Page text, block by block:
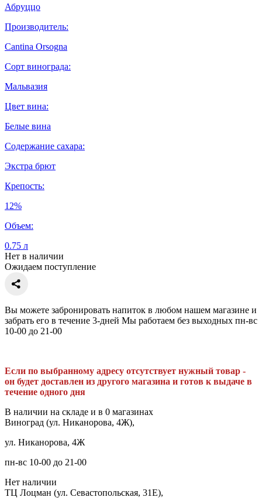
Абруццо
Производитель:
Cantina Orsogna
Сорт винограда:
Мальвазия
Цвет вина:
Белые вина
Содержание сахара:
Экстра брют
Крепость:
12%
Объем:
0.75 л
Нет в наличии
Ожидаем поступление
Вы можете забронировать напиток в любом нашем магазине и
забрать его в течение 3-дней Мы работаем без выходных пн-вс
10-00 до 21-00
Если по выбранному адресу отсутствует нужный товар -
он будет доставлен из другого магазина и готов к выдаче в
течение одного дня
В наличии на складе и в 0 магазинах
Виноград (ул. Никанорова, 4Ж),
ул. Никанорова, 4Ж
пн-вс 10-00 до 21-00
Нет наличии
ТЦ Лоцман (ул. Севастопольская, 31Е),